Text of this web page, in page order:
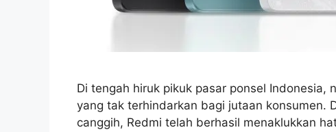
Di tengah hiruk pikuk pasar ponsel Indonesia,
yang tak terhindarkan bagi jutaan konsumen.
canggih, Redmi telah berhasil menaklukkan